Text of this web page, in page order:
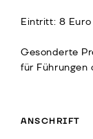
Eintritt: 8
Gesonderte
für Führungen
ANSCHRIFT